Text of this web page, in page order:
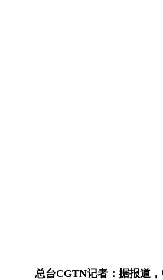
总台CGTN记者：据报道